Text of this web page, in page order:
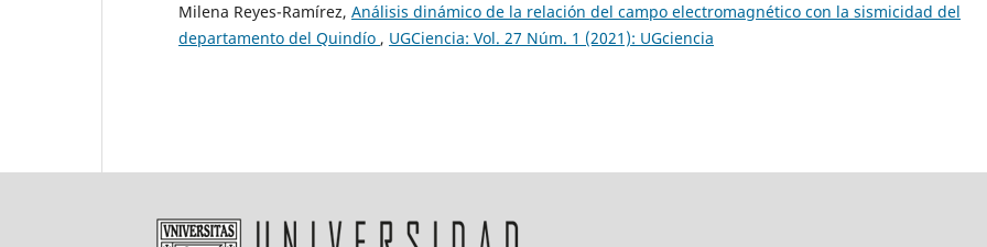
Milena Reyes-Ramírez, Análisis dinámico de la relación del campo electromagnético con la sismicidad del
departamento del Quindío , UGCiencia: Vol. 27 Núm. 1 (2021): UGciencia